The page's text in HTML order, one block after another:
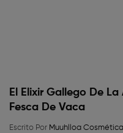
El Elixir Gallego De
Fesca De Vaca
Escrito Por Muuhlloa